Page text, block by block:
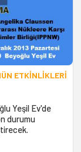
ETKİNLİKLERİ
Yeşil Ev'de
durumu